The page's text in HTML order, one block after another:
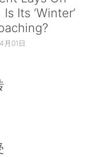
Its ‘Winter’
月01日